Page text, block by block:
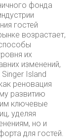
фонда
гостей
возрастает,
их
изменений,
Island
реновация
развитию
ключевые
уделяя
но и
для гостей.